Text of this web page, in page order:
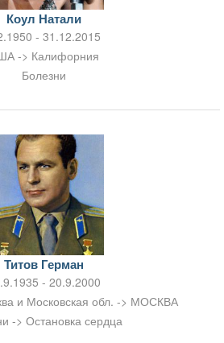
Коул Натали
- 31.12.2015
-> Калифорния
Болезни
Титов Герман
- 20.9.2000
и Московская обл. -> МОСКВА
-> Остановка сердца